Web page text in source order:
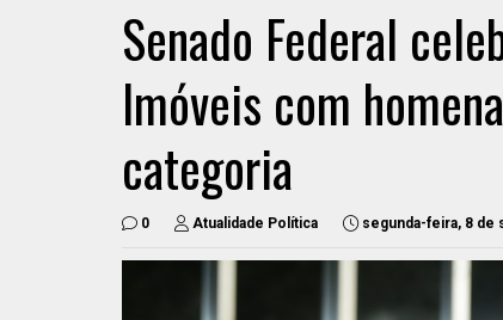
Senado Federal
Imóveis com
categoria
0 Atualidade Política segunda-feira, 8 de